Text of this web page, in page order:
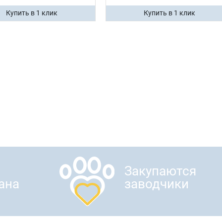
Купить в 1 клик Купить в 1 клик
Закупаются
заводчики